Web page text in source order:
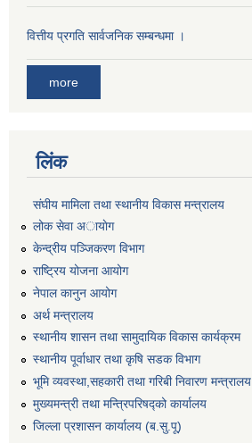
वित्तीय प्रगति सार्वजनिक सम्बन्धमा ।
more
लिंक
संघीय मामिला तथा स्थानीय विकास मन्त्रालय
लोक सेवा अायाेग
केन्द्रीय पञ्जिकरण विभाग
राष्ट्रिय योजना आयोग
नेपाल कानुन आयोग
अर्थ मन्त्रालय
स्थानीय शासन तथा सामुदायिक विकास कार्यक्रम
स्थानीय पूर्वाधार तथा कृषि सडक विभाग
भूमि व्यवस्था,सहकारी तथा गरिबी निवारण मन्त्रालय
मुख्यमन्त्री तथा मन्त्रिपरिषद्को कार्यालय
जिल्ला प्रशासन कार्यालय (ब.सु.पू)